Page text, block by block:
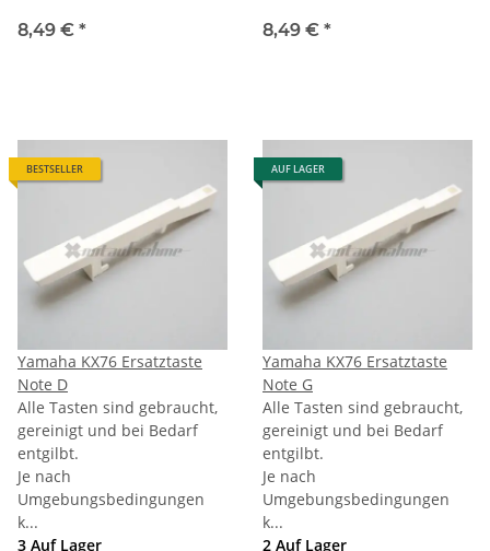
8,49 € *
8,49 € *
BESTSELLER
Yamaha KX76 Ersatztaste
Note D
Alle Tasten sind gebraucht,
gereinigt und bei Bedarf
entgilbt.
Je nach
Umgebungsbedingungen
k...
3 Auf Lager
AUF LAGER
Yamaha KX76 Ersatztaste
Note G
Alle Tasten sind gebraucht,
gereinigt und bei Bedarf
entgilbt.
Je nach
Umgebungsbedingungen
k...
2 Auf Lager